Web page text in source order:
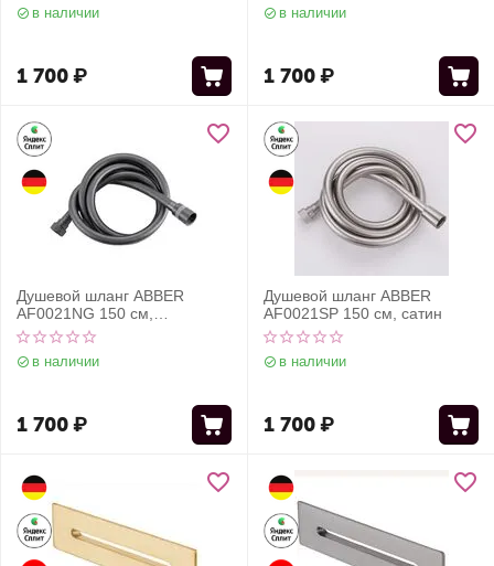
в наличии
1 700₽
в наличии
1 700₽
Душевой шланг ABBER
AF0021NG 150 см,
оружейная сталь
в наличии
1 700₽
Душевой шланг ABBER
AF0021SP 150 см, сатин
в наличии
1 700₽